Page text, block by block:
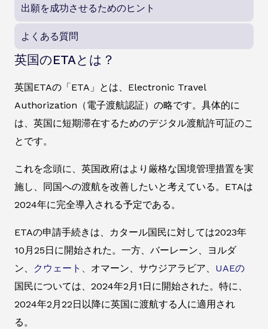
出願を成功させるためのヒント
よくある質問
英国のETAとは？
英国ETAの「ETA」とは、Electronic Travel
Authorization（電子渡航認証）の略です。具体的に
は、英国に短期滞在するためのデジタル渡航許可証のこ
とです。
これを念頭に、英国政府はより厳格な国境管理措置を実
施し、同国への渡航を改善したいと考えている。ETAは
2024年に完全導入される予定である。
ETAの申請手続きは、カタール国民に対しては2023年
10月25日に開始された。一方、バーレーン、ヨルダ
ン、
クウェート、 オマーン、サウジアラビア、 UAEの
国民については、2024年2月1日に開始された。特に、
2024年2月22日以降に英国に渡航する人に適用され
る。